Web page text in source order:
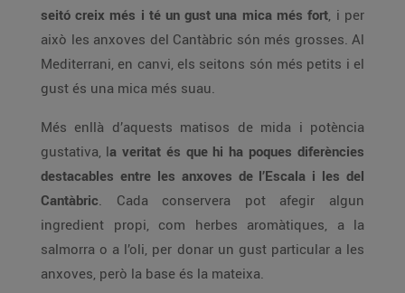
seitó creix més i té un gust una mica més fort, i per
això les anxoves del Cantàbric són més grosses. Al
Mediterrani, en canvi, els seitons són més petits i el
gust és una mica més suau.
Més enllà d’aquests matisos de mida i potència
gustativa, la veritat és que hi ha poques diferències
destacables entre les anxoves de l’Escala i les del
Cantàbric. Cada conservera pot afegir algun
ingredient propi, com herbes aromàtiques, a la
salmorra o a l’oli, per donar un gust particular a les
anxoves, però la base és la mateixa.